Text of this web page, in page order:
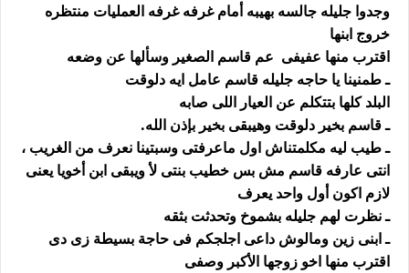
وجدوا جليله جالسه بهيبه أمام غرفه غرفه العمليات منتظره
خروج ابنها
اقترب منها عفيفى عم قاسم الصغير وسألها عن وضعه
ـ طمنينا يا حاجه جليله قاسم عامل ايه دلوقت
البلد كلها بتتكلم عن العيار اللى صابه
ـ قاسم بخير دلوقت وهيبقى بخير بإذن الله.
ـ طيب ليه مكلمتناش اول ماعرفتى وسبتينا نعرف من الغريب ،
انتى عارفه قاسم مش بس خطيب بنتى لأ ويبقى ابن أخويا يعنى
لازم اكون أول واحد يعرف
ـ نظرت لهم جليله بشموخ وتحدثت بثقه
ـ ابنى زين ومالوش داعى اجلجكم فى حاجة بسيطة زى دى
اقترب منها اخو زوجها الأكبر وصفى